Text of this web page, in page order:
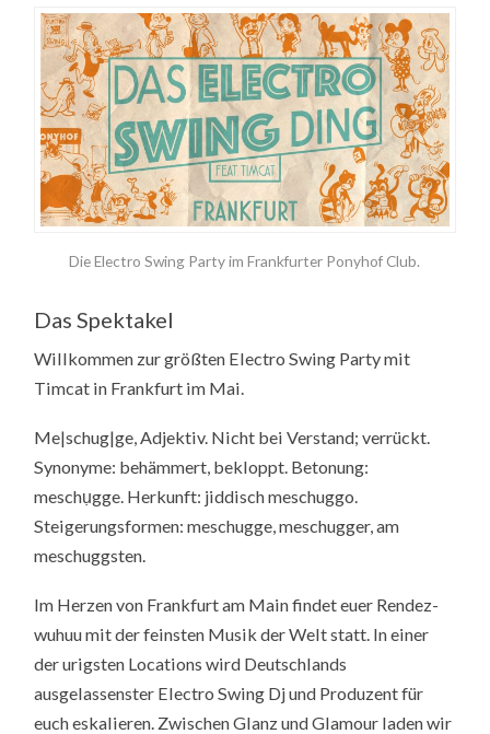
Die Electro Swing Party im Frankfurter Ponyhof Club.
Das Spektakel
Willkommen zur größten Electro Swing Party mit
Timcat in Frankfurt im Mai.
Me|schug|ge, Adjektiv. Nicht bei Verstand; verrückt.
Synonyme: behämmert, bekloppt. Betonung:
meschụgge. Herkunft: jiddisch meschuggo.
Steigerungsformen: meschugge, meschugger, am
meschuggsten.
Im Herzen von Frankfurt am Main findet euer Rendez-
wuhuu mit der feinsten Musik der Welt statt. In einer
der urigsten Locations wird Deutschlands
ausgelassenster Electro Swing Dj und Produzent für
euch eskalieren. Zwischen Glanz und Glamour laden wir